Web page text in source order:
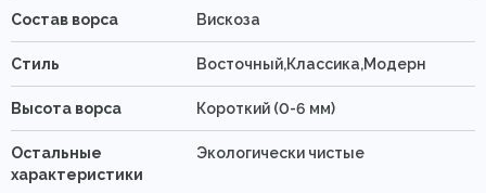
Состав ворса Вискоза
Стиль Восточный,Классика,Модерн
Высота ворса Короткий (0-6 мм)
Остальные
характеристики
Экологически чистые